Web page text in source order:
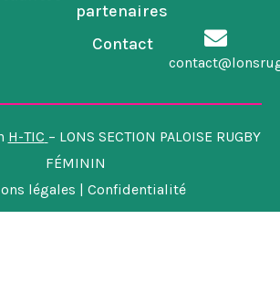
partenaires
Contact
H-TIC – LONS SECTION PALOISE RUGBY
FÉMININ
légales | Confidentialité